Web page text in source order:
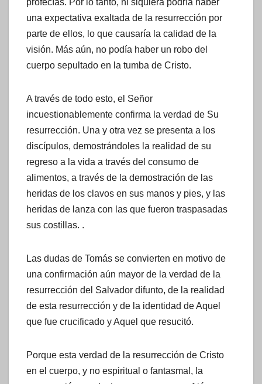
una expectativa exaltada de la resurrección por
parte de ellos, lo que causaría la calidad de la
visión. Más aún, no podía haber un robo del
cuerpo sepultado en la tumba de Cristo.
A través de todo esto, el Señor
incuestionablemente confirma la verdad de Su
resurrección. Una y otra vez se presenta a los
discípulos, demostrándoles la realidad de su
regreso a la vida a través del consumo de
alimentos, a través de la demostración de las
heridas de los clavos en sus manos y pies, y las
heridas de lanza con las que fueron traspasadas
sus costillas. .
Las dudas de Tomás se convierten en motivo de
una confirmación aún mayor de la verdad de la
resurrección del Salvador difunto, de la realidad
de esta resurrección y de la identidad de Aquel
que fue crucificado y Aquel que resucitó.
Porque esta verdad de la resurrección de Cristo
en el cuerpo, y no espiritual o fantasmal, la